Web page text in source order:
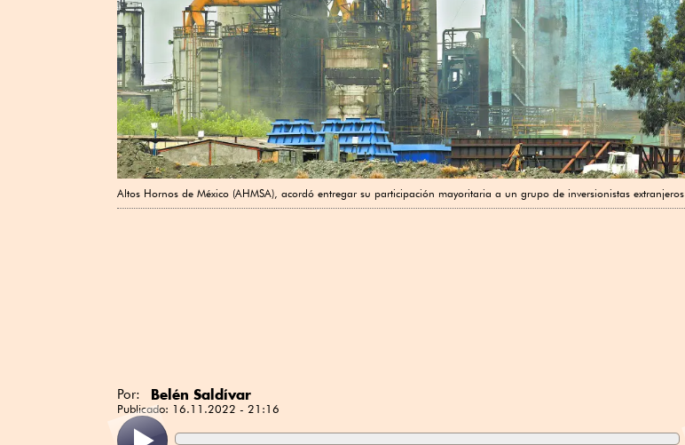
Altos Hornos de México (AHMSA), acordó entregar su participación mayoritaria a un grupo de inversionistas extranjeros
Por: Belén Saldívar
Publicado: 16.11.2022 - 21:16